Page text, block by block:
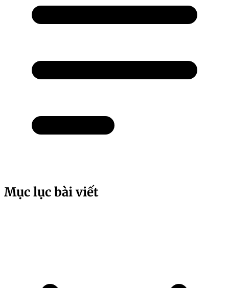
Mục lục bài viết